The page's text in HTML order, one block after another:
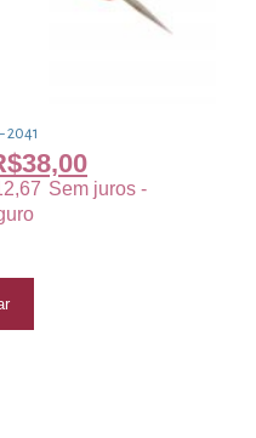
2041
38,00
Sem juros -